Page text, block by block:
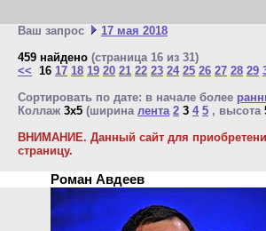
Ваш запрос
17 мая 2018
459 найдено (страница 16 из 31)
<< 16 17 18 19 20 21 22 23 24 25 26 27 28 29
Сортировать по дате: в начале более
Коллаж 3x5 (ширина лента 2 3 4 5 , высота
ВНИМАНИЕ. Данный сайт для
страницу.
Роман Авдеев